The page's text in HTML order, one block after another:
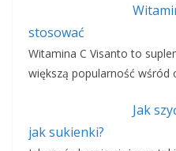
stosować
Witamina C Visanto to
większą popularność
Jak
jak sukienki?